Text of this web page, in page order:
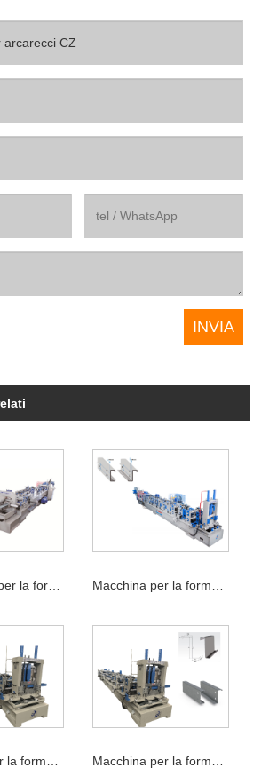
C Macchina per la formatura di rotoli di arcarecci